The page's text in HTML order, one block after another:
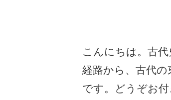
こんにちは。古
経路から、古代
です。どうぞお付